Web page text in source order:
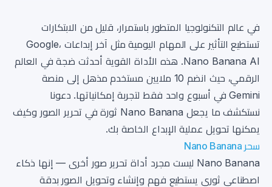
في عالم التكنولوجيا المتطور باستمرار، قليل من الابتكارات
تستطيع التأثير على المهام اليومية مثل آخر إبداعات Google،
Nano Banana AI. هذه الأداة القوية أحدثت ضجة في العالم
الرقمي، حيث انضم 10 ملايين مستخدم مذهل إلى منصة
Gemini في أسبوع واحد فقط لتجربة إمكانياتها. دعونا
نستكشف ما يجعل Nano Banana ثورة في تحرير الصور وكيف
يمكنها تحويل عملية الإبداع الخاصة بك.
سحر Nano Banana
Nano Banana ليست مجرد أداة تحرير صور أخرى — إنها ذكاء
اصطناعي ثوري يستطيع فهم وإنشاء وتحويل الصور بدقة